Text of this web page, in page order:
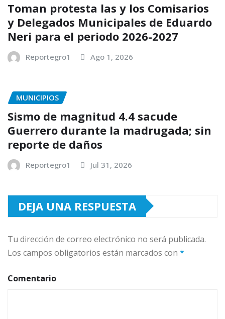
Toman protesta las y los Comisarios
y Delegados Municipales de Eduardo
Neri para el periodo 2026-2027
Reportegro1 Ago 1, 2026
MUNICIPIOS
Sismo de magnitud 4.4 sacude
Guerrero durante la madrugada; sin
reporte de daños
Reportegro1 Jul 31, 2026
DEJA UNA RESPUESTA
Tu dirección de correo electrónico no será publicada.
Los campos obligatorios están marcados con *
Comentario